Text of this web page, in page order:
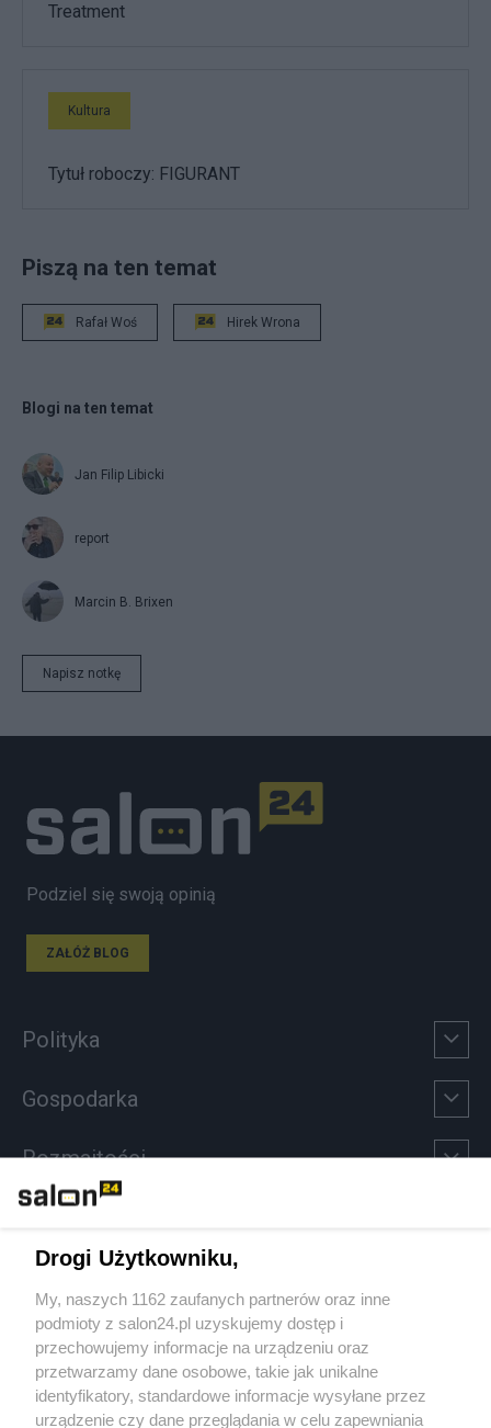
Treatment
Kultura
Tytuł roboczy: FIGURANT
Piszą na ten temat
Rafał Woś Hirek Wrona
Blogi na ten temat
Jan Filip Libicki
report
Marcin B. Brixen
Napisz notkę
Podziel się swoją opinią
ZAŁÓŻ BLOG
Polityka
Gospodarka
Rozmaitości
Sport
Społeczeństwo
Kultura
Drogi Użytkowniku,
My, naszych 1162 zaufanych partnerów oraz inne
podmioty z salon24.pl uzyskujemy dostęp i
przechowujemy informacje na urządzeniu oraz
przetwarzamy dane osobowe, takie jak unikalne
identyfikatory, standardowe informacje wysyłane przez
urządzenie czy dane przeglądania w celu zapewniania